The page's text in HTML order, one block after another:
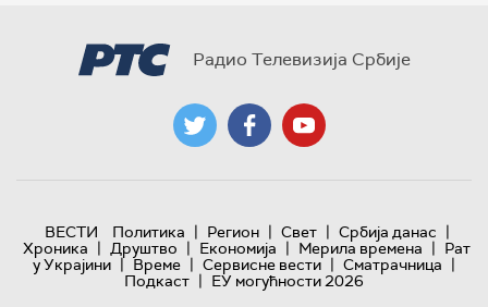
Радио Телевизија Србије
ВЕСТИ Политика | Регион | Свет | Србија данас |
Хроника | Друштво | Економија | Мерила времена | Рат
у Украјини | Време | Сервисне вести | Сматрачница |
Подкаст | ЕУ могућности 2026